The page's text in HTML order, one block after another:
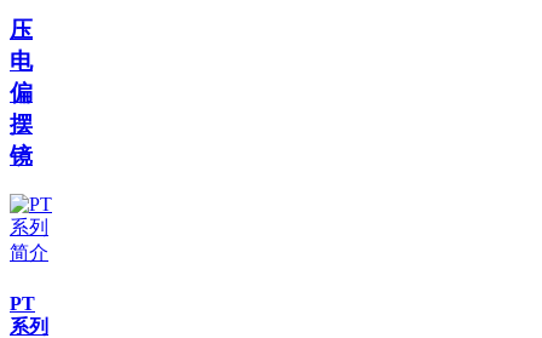
压
电
偏
摆
镜
PT
系列